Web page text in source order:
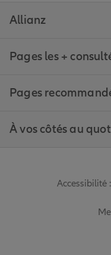
Allianz
Pages les +
Pages
À vos côtés au
Accessibilité